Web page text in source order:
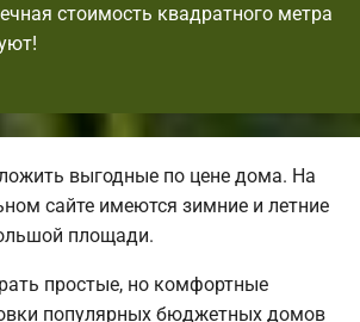
стоимость квадратного метра
выгодные по цене дома. На
сайте имеются зимние и летние
площади.
простые, но комфортные
популярных бюджетных домов